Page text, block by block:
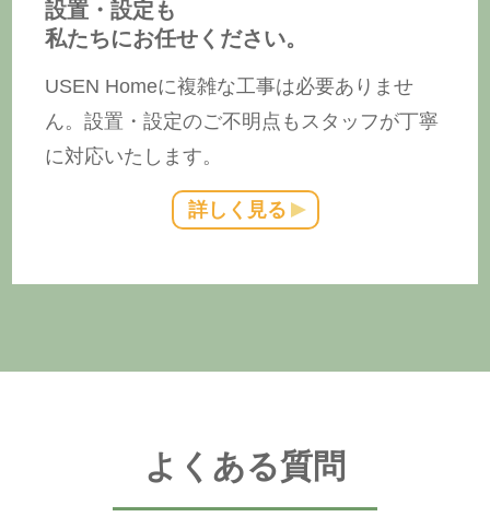
設置・設定も
私たちにお任せください。
USEN Homeに複雑な工事は必要ありませ
ん。設置・設定のご不明点もスタッフが丁寧
に対応いたします。
詳しく見る
よくある質問